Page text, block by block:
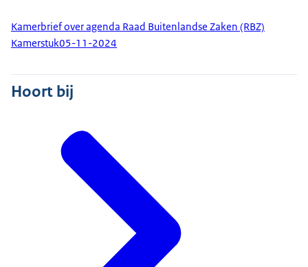
Kamerbrief over agenda Raad Buitenlandse Zaken (RBZ)
Kamerstuk05-11-2024
Hoort bij